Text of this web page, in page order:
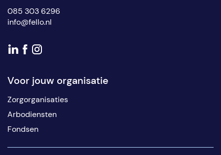
085 303 6296
info@fello.nl
Voor jouw organisatie
Zorgorganisaties
Arbodiensten
Fondsen